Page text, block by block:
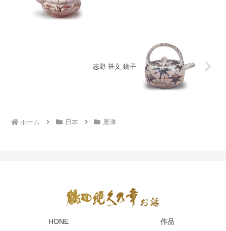
志野 笹文 銚子
ホーム 日本 唐津
HONE 作品